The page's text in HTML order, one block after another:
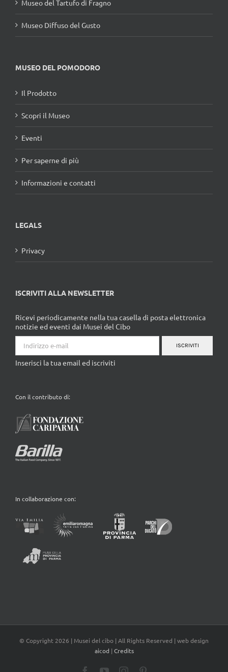
Museo del Tartufo di Fragno
Museo Diffuso del Gusto
MUSEO DEL POMODORO
Il Prodotto
Scopri il Museo
Eventi
Per saperne di più
Informazioni e contatti
LEGALS
Privacy
ISCRIVITI ALLA NEWSLETTER
Ricevi periodicamente nella tua casella di posta elettronica
notizie ed eventi dai Musei del Cibo
ISCRIVITI
Inserisci la tua email ed iscriviti
Con il contributo di:
In collaborazione con:
© Copyright 2026 | Musei del cibo | All Rights Reserved | web design
aicod | Credits